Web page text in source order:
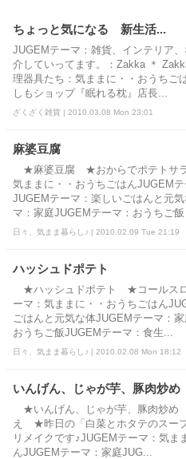
ちょっと気になる 新生活...
JUGEMテーマ：雑貨、インテリア
介していってます。：Zakka ＊
理器具たち：気ままに・・おうち
しもショップ『眠れる枕』店長...
ざくざく雑貨 | 2010.03.08 Mon 23:01
麻婆豆腐
★麻婆豆腐 ★おからでポテトサラ
気ままに・・おうちごはんJUGEM
JUGEMテーマ：楽しいごはんと元
マ：家庭JUGEMテーマ：おうちご飯
日々、気まま暮らし♪ | 2010.02.09 Tue 21:19
ハッシュドポテト
★ハッシュドポテト ★コールスロ
ーマ：気ままに・・おうちごはん
ごはんと元気な体JUGEMテーマ：
おうちご飯JUGEMテーマ：食生...
日々、気まま暮らし♪ | 2010.02.08 Mon 18:12
いんげん、じゃが芋、豚肉炒め
★いんげん、じゃが芋、豚肉炒
え ★昨日の「白菜とホタテのスー
リメイクです♪JUGEMテーマ：気ま
んJUGEMテーマ：家庭JUG...